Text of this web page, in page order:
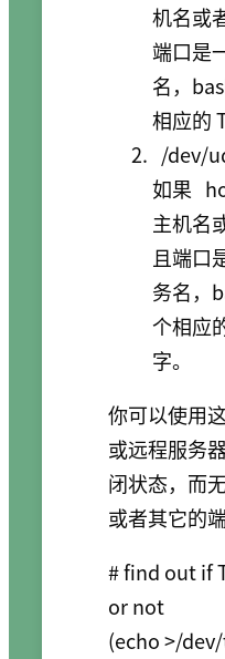
机名或
端口是
名，
相应的
/dev/
如果
主机名
且端口
务名，
个相应
字。
你可以使用
或远程服务
闭状态，而
或者其它的
# find out if
or not
(echo >/